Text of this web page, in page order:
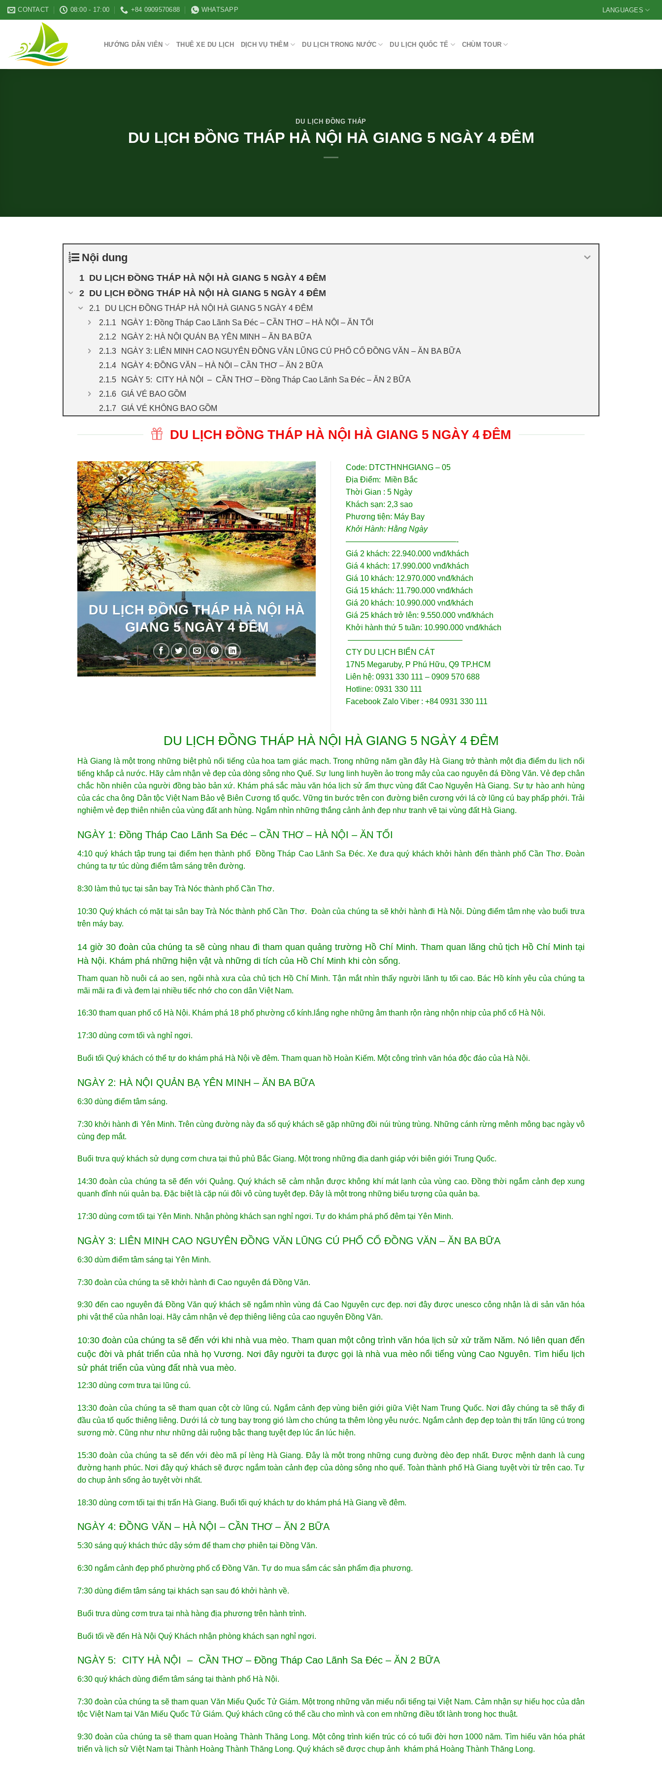
Skip
to
CONTACT 08:00 - 17:00 +84 0909570688 WHATSAPP LANGUAGES
HƯỚNG DẪN VIÊN THUÊ XE DU LỊCH DỊCH VỤ THÊM DU LỊCH TRONG NƯỚC DU LỊCH QUỐC TẾ CHÙM TOUR
DU LỊCH ĐỒNG THÁP
DU LỊCH ĐỒNG THÁP HÀ NỘI HÀ GIANG 5 NGÀY 4 ĐÊM
Nội dung
DU LỊCH ĐỒNG THÁP HÀ NỘI HÀ GIANG 5 NGÀY 4 ĐÊM
DU LỊCH ĐỒNG THÁP HÀ NỘI HÀ GIANG 5 NGÀY 4 ĐÊM
DU LỊCH ĐỒNG THÁP HÀ NỘI HÀ GIANG 5 NGÀY 4 ĐÊM
NGÀY 1: Đồng Tháp Cao Lãnh Sa Đéc – CẦN THƠ – HÀ NỘI – ĂN TỐI
NGÀY 2: HÀ NỘI QUẢN BẠ YÊN MINH – ĂN BA BỮA
NGÀY 3: LIÊN MINH CAO NGUYÊN ĐỒNG VĂN LŨNG CÚ PHỐ CỔ ĐỒNG VĂN – ĂN BA BỮA
NGÀY 4: ĐỒNG VĂN – HÀ NỘI – CẦN THƠ – ĂN 2 BỮA
NGÀY 5: CITY HÀ NỘI – CẦN THƠ – Đồng Tháp Cao Lãnh Sa Đéc – ĂN 2 BỮA
GIÁ VÉ BAO GỒM
GIÁ VÉ KHÔNG BAO GỒM
DU LỊCH ĐỒNG THÁP HÀ NỘI HÀ GIANG 5 NGÀY 4 ĐÊM
DU LỊCH ĐỒNG THÁP HÀ NỘI HÀ
GIANG 5 NGÀY 4 ĐÊM
Code: DTCTHNHGIANG – 05
Địa Điểm: Miền Bắc
Thời Gian : 5 Ngày
Khách sạn: 2,3 sao
Phương tiện: Máy Bay
Khởi Hành: Hằng Ngày
——————————————-
Giá 2 khách: 22.940.000 vnđ/khách
Giá 4 khách: 17.990.000 vnđ/khách
Giá 10 khách: 12.970.000 vnđ/khách
Giá 15 khách: 11.790.000 vnđ/khách
Giá 20 khách: 10.990.000 vnđ/khách
Giá 25 khách trở lên: 9.550.000 vnđ/khách
Khởi hành thứ 5 tuần: 10.990.000 vnđ/khách
——————————————–
CTY DU LỊCH BIỂN CÁT
17N5 Megaruby, P Phú Hữu, Q9 TP.HCM
Liên hệ: 0931 330 111 – 0909 570 688
Hotline: 0931 330 111
Facebook Zalo Viber : +84 0931 330 111
DU LỊCH ĐỒNG THÁP HÀ NỘI HÀ GIANG 5 NGÀY 4 ĐÊM
Hà Giang là một trong những biệt phủ nổi tiếng của hoa tam giác mạch. Trong những năm gần đây Hà Giang trở thành một địa điểm du lịch nổi
tiếng khắp cả nước. Hãy cảm nhận vẻ đẹp của dòng sông nho Quế. Sự lung linh huyền ảo trong mây của cao nguyên đá Đồng Văn. Vẻ đẹp chân
chắc hồn nhiên của người đồng bào bản xứ. Khám phá sắc màu văn hóa lịch sử ẩm thực vùng đất Cao Nguyên Hà Giang. Sự tự hào anh hùng
của các cha ông Dân tộc Việt Nam Bảo vệ Biên Cương tổ quốc. Vững tin bước trên con đường biên cương với lá cờ lũng cú bay phấp phới. Trải
nghiệm vẻ đẹp thiên nhiên của vùng đất anh hùng. Ngắm nhìn những thắng cảnh ảnh đẹp như tranh vẽ tại vùng đất Hà Giang.
NGÀY 1: Đồng Tháp Cao Lãnh Sa Đéc – CẦN THƠ – HÀ NỘI – ĂN TỐI
4:10 quý khách tập trung tại điểm hẹn thành phố Đồng Tháp Cao Lãnh Sa Đéc. Xe đưa quý khách khởi hành đến thành phố Cần Thơ. Đoàn
chúng ta tự túc dùng điểm tâm sáng trên đường.
8:30 làm thủ tục tại sân bay Trà Nóc thành phố Cần Thơ.
10:30 Quý khách có mặt tại sân bay Trà Nóc thành phố Cần Thơ. Đoàn của chúng ta sẽ khởi hành đi Hà Nội. Dùng điểm tâm nhẹ vào buổi trưa
trên máy bay.
14 giờ 30 đoàn của chúng ta sẽ cùng nhau đi tham quan quảng trường Hồ Chí Minh. Tham quan lăng chủ tịch Hồ Chí Minh tại
Hà Nội. Khám phá những hiện vật và những di tích của Hồ Chí Minh khi còn sống.
Tham quan hồ nuôi cá ao sen, ngôi nhà xưa của chủ tịch Hồ Chí Minh. Tận mắt nhìn thấy người lãnh tụ tối cao. Bác Hồ kính yêu của chúng ta
mãi mãi ra đi và đem lại nhiều tiếc nhớ cho con dân Việt Nam.
16:30 tham quan phố cổ Hà Nội. Khám phá 18 phố phường cổ kính.lắng nghe những âm thanh rộn ràng nhộn nhịp của phố cổ Hà Nội.
17:30 dùng cơm tối và nghỉ ngơi.
Buổi tối Quý khách có thể tự do khám phá Hà Nội về đêm. Tham quan hồ Hoàn Kiếm. Một công trình văn hóa độc đáo của Hà Nội.
NGÀY 2: HÀ NỘI QUẢN BẠ YÊN MINH – ĂN BA BỮA
6:30 dùng điểm tâm sáng.
7:30 khởi hành đi Yên Minh. Trên cùng đường này đa số quý khách sẽ gặp những đồi núi trùng trùng. Những cánh rừng mênh mông bạc ngày vô
cùng đẹp mắt.
Buổi trưa quý khách sử dụng cơm chưa tại thủ phủ Bắc Giang. Một trong những địa danh giáp với biên giới Trung Quốc.
14:30 đoàn của chúng ta sẽ đến với Quảng. Quý khách sẽ cảm nhận được không khí mát lạnh của vùng cao. Đồng thời ngắm cảnh đẹp xung
quanh đỉnh núi quản bạ. Đặc biệt là cặp núi đôi vô cùng tuyệt đẹp. Đây là một trong những biểu tượng của quản bạ.
17:30 dùng cơm tối tại Yên Minh. Nhận phòng khách sạn nghỉ ngơi. Tự do khám phá phố đêm tại Yên Minh.
NGÀY 3: LIÊN MINH CAO NGUYÊN ĐỒNG VĂN LŨNG CÚ PHỐ CỔ ĐỒNG VĂN – ĂN BA BỮA
6:30 dùm điểm tâm sáng tại Yên Minh.
7:30 đoàn của chúng ta sẽ khởi hành đi Cao nguyên đá Đồng Văn.
9:30 đến cao nguyên đá Đồng Văn quý khách sẽ ngắm nhìn vùng đá Cao Nguyên cực đẹp. nơi đây được unesco công nhận là di sản văn hóa
phi vật thể của nhân loại. Hãy cảm nhận vẻ đẹp thiêng liêng của cao nguyên Đồng Văn.
10:30 đoàn của chúng ta sẽ đến với khi nhà vua mèo. Tham quan một công trình văn hóa lịch sử xử trăm Năm. Nó liên quan đến
cuộc đời và phát triển của nhà họ Vương. Nơi đây người ta được gọi là nhà vua mèo nổi tiếng vùng Cao Nguyên. Tìm hiểu lịch
sử phát triển của vùng đất nhà vua mèo.
12:30 dùng cơm trưa tại lũng cú.
13:30 đoàn của chúng ta sẽ tham quan cột cờ lũng cú. Ngắm cảnh đẹp vùng biên giới giữa Việt Nam Trung Quốc. Nơi đây chúng ta sẽ thấy đi
đầu của tổ quốc thiêng liêng. Dưới lá cờ tung bay trong gió làm cho chúng ta thêm lòng yêu nước. Ngắm cảnh đẹp đẹp toàn thị trấn lũng cú trong
sương mờ. Cũng như như những dải ruộng bậc thang tuyệt đẹp lúc ẩn lúc hiện.
15:30 đoàn của chúng ta sẽ đến với đèo mã pí lèng Hà Giang. Đây là một trong những cung đường đèo đẹp nhất. Được mệnh danh là cung
đường hạnh phúc. Nơi đây quý khách sẽ được ngắm toàn cảnh đẹp của dòng sông nho quế. Toàn thành phố Hà Giang tuyệt vời từ trên cao. Tự
do chụp ảnh sống ảo tuyệt vời nhất.
18:30 dùng cơm tối tại thị trấn Hà Giang. Buổi tối quý khách tự do khám phá Hà Giang về đêm.
NGÀY 4: ĐỒNG VĂN – HÀ NỘI – CẦN THƠ – ĂN 2 BỮA
5:30 sáng quý khách thức dậy sớm để tham chợ phiên tại Đồng Văn.
6:30 ngắm cảnh đẹp phố phường phố cổ Đồng Văn. Tự do mua sắm các sản phẩm địa phương.
7:30 dùng điểm tâm sáng tại khách sạn sau đó khởi hành về.
Buổi trưa dùng cơm trưa tại nhà hàng địa phương trên hành trình.
Buổi tối về đến Hà Nội Quý Khách nhận phòng khách sạn nghỉ ngơi.
NGÀY 5: CITY HÀ NỘI – CẦN THƠ – Đồng Tháp Cao Lãnh Sa Đéc – ĂN 2 BỮA
6:30 quý khách dùng điểm tâm sáng tại thành phố Hà Nội.
7:30 đoàn của chúng ta sẽ tham quan Văn Miếu Quốc Tử Giám. Một trong những văn miếu nổi tiếng tại Việt Nam. Cảm nhận sự hiếu học của dân
tộc Việt Nam tại Văn Miếu Quốc Tử Giám. Quý khách cũng có thể cầu cho mình và con em những điều tốt lành trong học thuật.
9:30 đoàn của chúng ta sẽ tham quan Hoàng Thành Thăng Long. Một công trình kiến trúc có có tuổi đời hơn 1000 năm. Tìm hiểu văn hóa phát
triển và lịch sử Việt Nam tại Thành Hoàng Thành Thăng Long. Quý khách sẽ được chụp ảnh khám phá Hoàng Thành Thăng Long.